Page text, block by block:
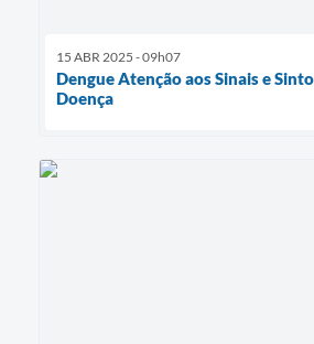
15 ABR 2025 - 09h07
Dengue Atenção aos Sinais e
Doença